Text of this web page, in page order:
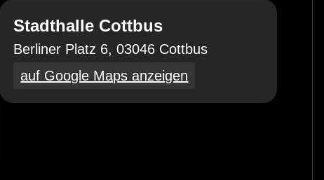
Stadthalle Cottbus
Berliner Platz 6, 03046 Cottbus
auf Google Maps anzeigen